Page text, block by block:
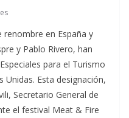
en España y
y Pablo Rivero, han
para el Turismo
Esta designación,
Secretario General de
el festival Meat & Fire